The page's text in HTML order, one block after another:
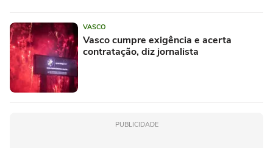
VASCO
Vasco cumpre exigência e acerta
contratação, diz jornalista
PUBLICIDADE